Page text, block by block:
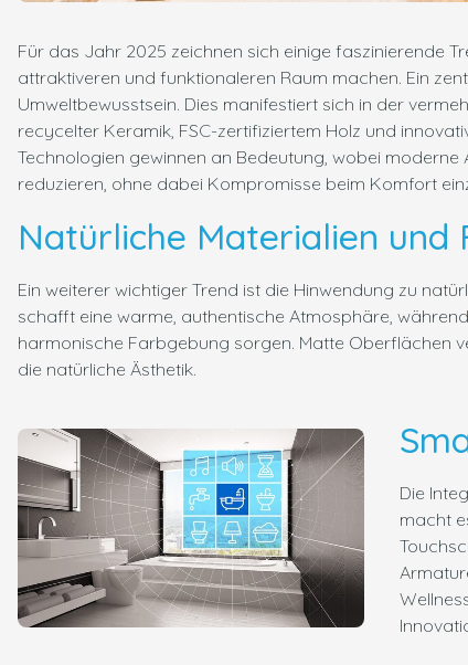
Für das Jahr 2025 zeichnen sich einige faszinierende
attraktiveren und funktionaleren Raum machen. Ein
Umweltbewusstsein. Dies manifestiert sich in der
recycelter Keramik, FSC-zertifiziertem Holz und
Technologien gewinnen an Bedeutung, wobei
reduzieren, ohne dabei Kompromisse beim Komfort
Natürliche Materialien und
Ein weiterer wichtiger Trend ist die Hinwendung zu
schafft eine warme, authentische Atmosphäre,
harmonische Farbgebung sorgen. Matte Oberflächen
die natürliche Ästhetik.
Die
macht